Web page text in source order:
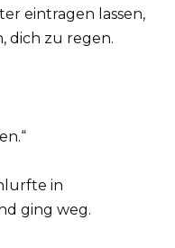
eintragen lassen,
dich zu regen.
in
ging weg.